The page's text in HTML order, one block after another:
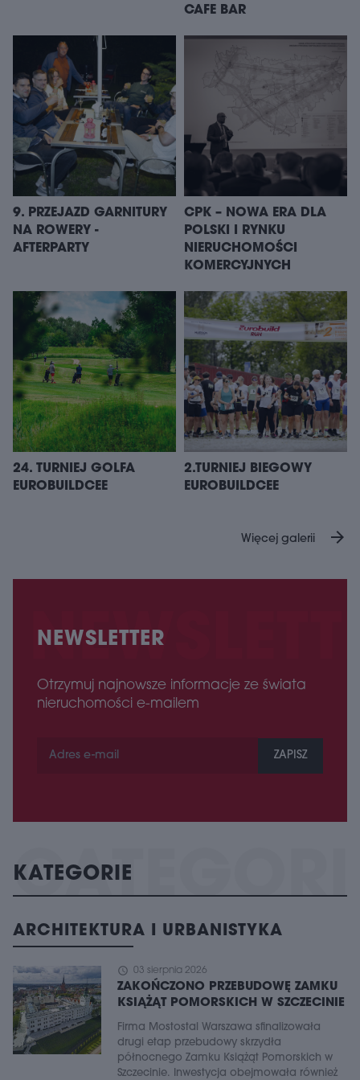
CAFE BAR
9. PRZEJAZD GARNITURY
NA ROWERY -
AFTERPARTY
CPK – NOWA ERA DLA
POLSKI I RYNKU
NIERUCHOMOŚCI
KOMERCYJNYCH
24. TURNIEJ GOLFA
EUROBUILDCEE
2.TURNIEJ BIEGOWY
EUROBUILDCEE
Więcej galerii arrow_forward
NEWSLETTER
Otrzymuj najnowsze informacje ze świata
nieruchomości e-mailem
ZAPISZ
KATEGORIE
ARCHITEKTURA I URBANISTYKA
schedule 03 sierpnia 2026
ZAKOŃCZONO PRZEBUDOWĘ ZAMKU
KSIĄŻĄT POMORSKICH W SZCZECINIE
Firma Mostostal Warszawa sfinalizowała
drugi etap przebudowy skrzydła
północnego Zamku Książąt Pomorskich w
Szczecinie. Inwestycja obejmowała również